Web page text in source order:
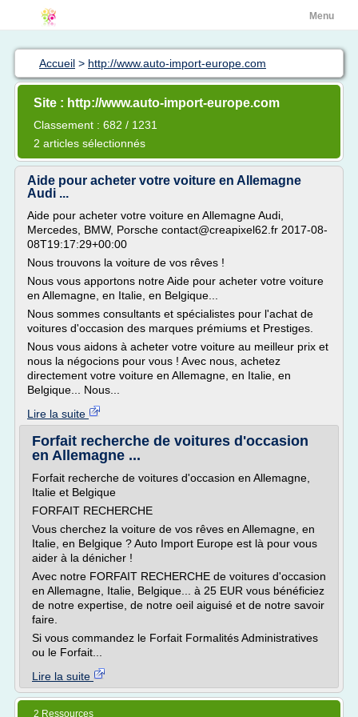
Menu
Accueil > http://www.auto-import-europe.com
Site : http://www.auto-import-europe.com
Classement : 682 / 1231
2 articles sélectionnés
Aide pour acheter votre voiture en Allemagne
Audi ...
Aide pour acheter votre voiture en Allemagne Audi,
Mercedes, BMW, Porsche contact@creapixel62.fr 2017-08-
08T19:17:29+00:00
Nous trouvons la voiture de vos rêves !
Nous vous apportons notre Aide pour acheter votre voiture
en Allemagne, en Italie, en Belgique...
Nous sommes consultants et spécialistes pour l'achat de
voitures d'occasion des marques prémiums et Prestiges.
Nous vous aidons à acheter votre voiture au meilleur prix et
nous la négocions pour vous ! Avec nous, achetez
directement votre voiture en Allemagne, en Italie, en
Belgique... Nous...
Lire la suite
Forfait recherche de voitures d'occasion
en Allemagne ...
Forfait recherche de voitures d'occasion en Allemagne,
Italie et Belgique
FORFAIT RECHERCHE
Vous cherchez la voiture de vos rêves en Allemagne, en
Italie, en Belgique ? Auto Import Europe est là pour vous
aider à la dénicher !
Avec notre FORFAIT RECHERCHE de voitures d'occasion
en Allemagne, Italie, Belgique... à 25 EUR vous bénéficiez
de notre expertise, de notre oeil aiguisé et de notre savoir
faire.
Si vous commandez le Forfait Formalités Administratives
ou le Forfait...
Lire la suite
2 Ressources